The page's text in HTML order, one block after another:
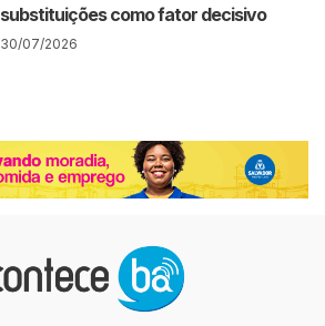
substituições como fator decisivo
30/07/2026